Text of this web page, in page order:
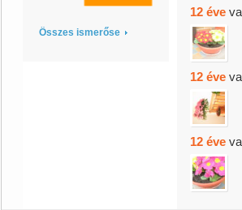
Összes ismerőse
12 éve
12 éve
12 éve